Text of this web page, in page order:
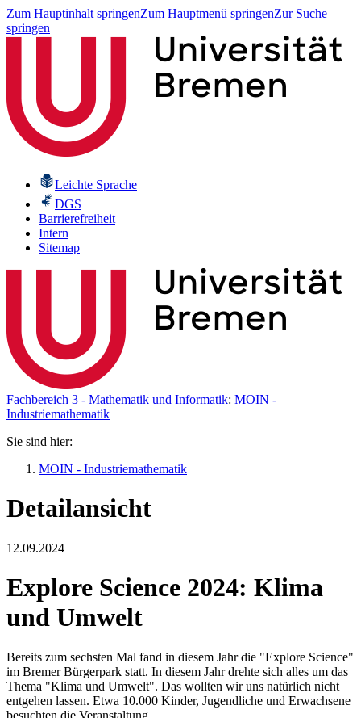
Zum Hauptinhalt springenZum Hauptmenü springenZur Suche
springen
Leichte Sprache
DGS
Barrierefreiheit
Intern
Sitemap
Fachbereich 3 - Mathematik und Informatik: MOIN -
Industriemathematik
Sie sind hier:
MOIN - Industriemathematik
Detailansicht
12.09.2024
Explore Science 2024: Klima
und Umwelt
Bereits zum sechsten Mal fand in diesem Jahr die "Explore Science"
im Bremer Bürgerpark statt. In diesem Jahr drehte sich alles um das
Thema "Klima und Umwelt". Das wollten wir uns natürlich nicht
entgehen lassen. Etwa 10.000 Kinder, Jugendliche und Erwachsene
besuchten die Veranstaltung.